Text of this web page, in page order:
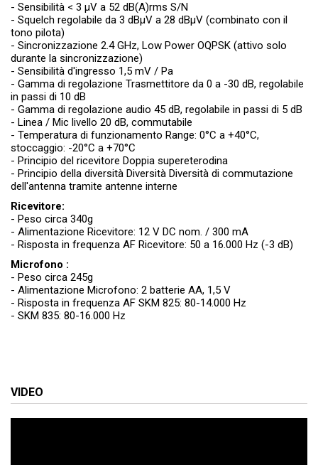
- Sensibilità < 3 µV a 52 dB(A)rms S/N
- Squelch regolabile da 3 dBµV a 28 dBµV (combinato con il
tono pilota)
- Sincronizzazione 2.4 GHz, Low Power OQPSK (attivo solo
durante la sincronizzazione)
- Sensibilità d'ingresso 1,5 mV / Pa
- Gamma di regolazione Trasmettitore da 0 a -30 dB, regolabile
in passi di 10 dB
- Gamma di regolazione audio 45 dB, regolabile in passi di 5 dB
- Linea / Mic livello 20 dB, commutabile
- Temperatura di funzionamento Range: 0°C a +40°C,
stoccaggio: -20°C a +70°C
- Principio del ricevitore Doppia supereterodina
- Principio della diversità Diversità Diversità di commutazione
dell'antenna tramite antenne interne
Ricevitore:
- Peso circa 340g
- Alimentazione Ricevitore: 12 V DC nom. / 300 mA
- Risposta in frequenza AF Ricevitore: 50 a 16.000 Hz (-3 dB)
Microfono :
- Peso circa 245g
- Alimentazione Microfono: 2 batterie AA, 1,5 V
- Risposta in frequenza AF SKM 825: 80-14.000 Hz
- SKM 835: 80-16.000 Hz
VIDEO